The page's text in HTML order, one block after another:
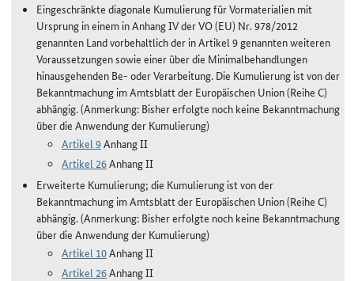
Eingeschränkte diagonale Kumulierung für Vormaterialien mit
Ursprung in einem in Anhang IV der VO (EU) Nr. 978/2012
genannten Land vorbehaltlich der in Artikel 9 genannten weiteren
Voraussetzungen sowie einer über die Minimalbehandlungen
hinausgehenden Be- oder Verarbeitung. Die Kumulierung ist von der
Bekanntmachung im Amtsblatt der Europäischen Union (Reihe C)
abhängig. (Anmerkung: Bisher erfolgte noch keine Bekanntmachung
über die Anwendung der Kumulierung)
Artikel 9Anhang II
Artikel 26Anhang II
Erweiterte Kumulierung; die Kumulierung ist von der
Bekanntmachung im Amtsblatt der Europäischen Union (Reihe C)
abhängig. (Anmerkung: Bisher erfolgte noch keine Bekanntmachung
über die Anwendung der Kumulierung)
Artikel 10Anhang II
Artikel 26Anhang II